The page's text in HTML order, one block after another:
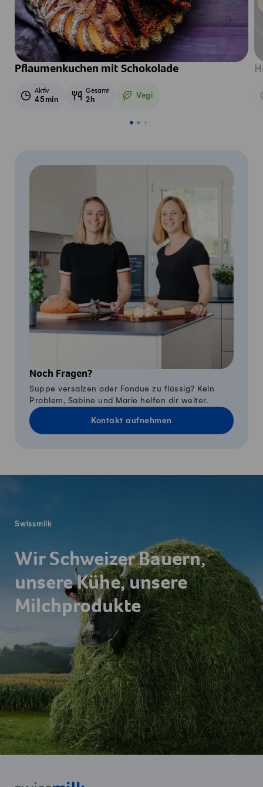
Pflaumenkuchen mit Schokolade
Aktiv
45min
Gesamt
2h Vegi
Vegetarisch
Noch Fragen?
Suppe versalzen oder Fondue zu flüssig? Kein
Problem, Sabine und Marie helfen dir weiter.
Kontakt aufnehmen
Swissmilk
Wir Schweizer Bauern,
unsere Kühe, unsere
Milchprodukte